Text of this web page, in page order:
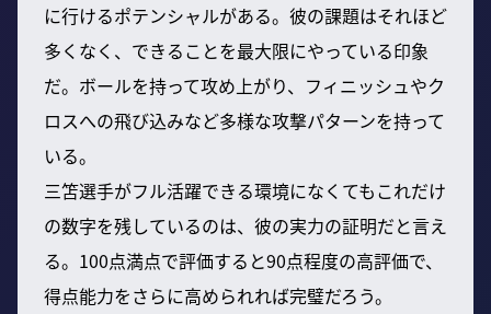
に行けるポテンシャルがある。彼の課題はそれほど
多くなく、できることを最大限にやっている印象
だ。ボールを持って攻め上がり、フィニッシュやク
ロスへの飛び込みなど多様な攻撃パターンを持って
いる。
三笘選手がフル活躍できる環境になくてもこれだけ
の数字を残しているのは、彼の実力の証明だと言え
る。100点満点で評価すると90点程度の高評価で、
得点能力をさらに高められれば完璧だろう。